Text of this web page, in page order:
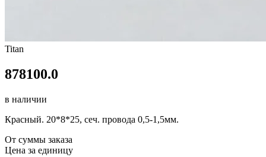
Titan
878100.0
в наличии
Красный. 20*8*25, сеч. провода 0,5-1,5мм.
От суммы заказа
Цена за единицу